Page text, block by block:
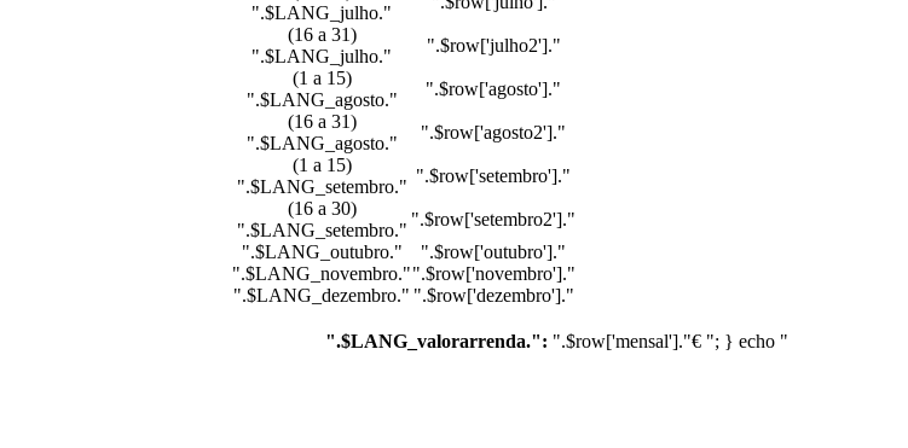
".$LANG_julho."
(16 a 31)
".$LANG_julho."
".$row['julho2']."
(1 a 15)
".$LANG_agosto."
".$row['agosto']."
(16 a 31)
".$LANG_agosto."
".$row['agosto2']."
(1 a 15)
".$LANG_setembro."
".$row['setembro']."
(16 a 30)
".$LANG_setembro."
".$row['setembro2']."
".$LANG_outubro."
".$row['outubro']."
".$LANG_novembro."".$row['novembro']."
".$LANG_dezembro." ".$row['dezembro']."
".$LANG_valorarrenda.": ".$row['mensal']."€ "; } echo "